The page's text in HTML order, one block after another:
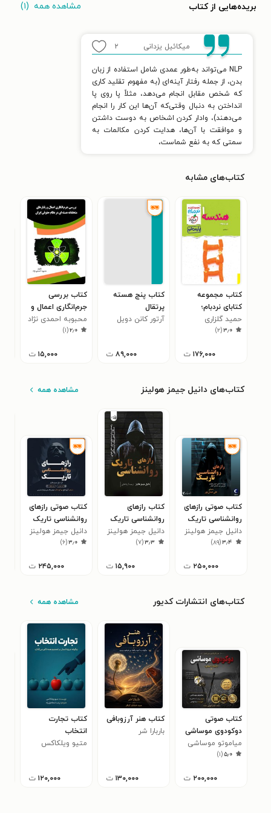
بریده‌هایی از کتاب مشاهده همه (۱)
میکائیل یزدانی ۲
NLP می‌تواند به‌طور عمدی شامل استفاده از زبان
بدن، از جمله رفتار آینه‌ای (به مفهوم تقلید کاری
که شخص مقابل انجام می‌دهد، مثلاً پا روی پا
انداختن به دنبال وقتی‌که آن‌ها این کار را انجام
می‌دهند)، وادار کردن اشخاص به دوست داشتن
و موافقت با آن‌ها، هدایت کردن مکالمات به
سمتی که به نفع شماست،
کتاب‌های مشابه
کتاب مجموعه
کتابای نردبام؛
هندسه ۱ پیشرفته
پایه دهم
حمید گلزاری
۳٫۰(۲)
۱۷۶,۰۰۰ ت
کتاب پنج هسته
پرتقال
آرتور کانن دویل
۸۹,۰۰۰ ت
کتاب بررسی
جرم‌انگاری اعمال و
رفتارهای متخلفانه
هسته‌ای در نظام
محبوبه احمدی نژاد
۲٫۰(۱)
۱۵,۰۰۰ ت
کتاب‌های دانیل جیمز هولینز مشاهده همه
کتاب صوتی رازهای
روانشناسی تاریک
دانیل جیمز هولینز
۳٫۴(۸۹)
۲۵۰,۰۰۰ ت
کتاب رازهای
روانشناسی تاریک
دانیل جیمز هولینز
۳٫۳(۷)
۱۵,۹۰۰ ت
کتاب صوتی رازهای
روانشناسی تاریک
دانیل جیمز هولینز
۳٫۰(۶)
۲۴۵,۰۰۰ ت
کتاب‌های انتشارات کدیور مشاهده همه
کتاب صوتی
دوکودوی موساشی
میاموتو موساشی
۵٫۰(۱)
۲۰۰,۰۰۰ ت
کتاب هنر آرزوبافی
ب‍ارب‍ارا ش‍ر
۱۳۰,۰۰۰ ت
کتاب تجارت
انتخاب
متیو ویلکاکس
۱۲۰,۰۰۰ ت